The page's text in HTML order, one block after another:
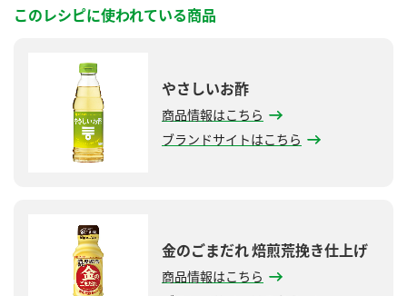
このレシピに使われている商品
やさしいお酢
商品情報はこちら
ブランドサイトはこちら
金のごまだれ 焙煎荒挽き仕上げ
商品情報はこちら